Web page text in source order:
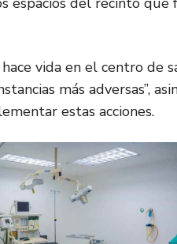
vida en el centro de
más adversas”,
estas acciones.